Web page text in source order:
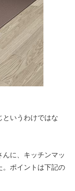
というわけではな
に、キッチンマッ
。ポイントは下記の